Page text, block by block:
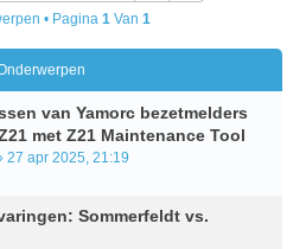
• Pagina 1Van 1
van Yamorc bezetmelders
met Z21 Maintenance Tool
27 apr 2025, 21:19
Sommerfeldt vs.